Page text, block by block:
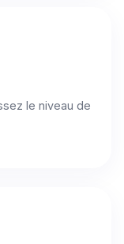
le niveau de